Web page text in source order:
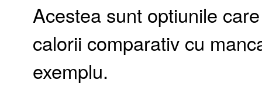
Acestea sunt optiunile
calorii comparativ cu
exemplu.